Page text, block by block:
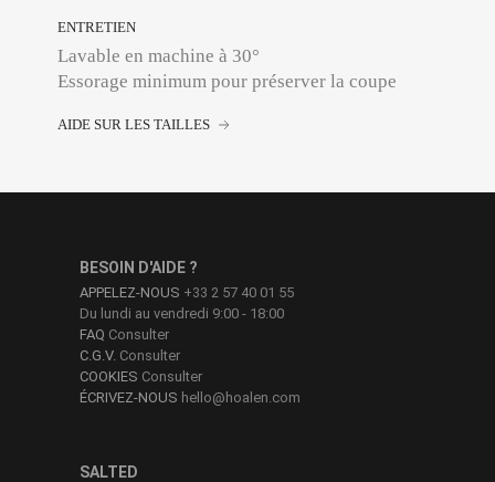
ENTRETIEN
Lavable en machine à 30°
Essorage minimum pour préserver la coupe
AIDE SUR LES TAILLES
SALTED
BESOIN D'AIDE ?
APPELEZ-NOUS +33 2 57 40 01 55
Du lundi au vendredi 9:00 - 18:00
FAQ Consulter
C.G.V. Consulter
COOKIES Consulter
ÉCRIVEZ-NOUS hello@hoalen.com